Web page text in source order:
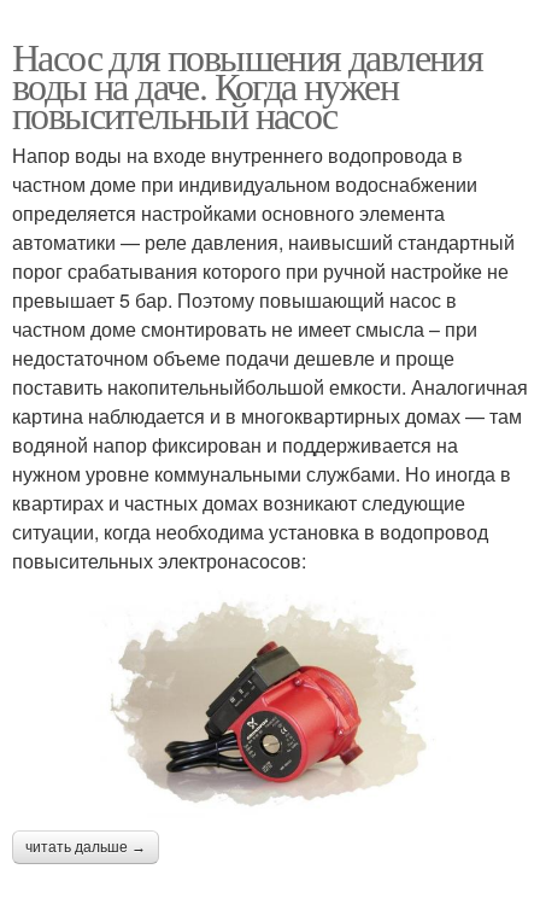
Насос для повышения давления
воды на даче. Когда нужен
повысительный насос
Напор воды на входе внутреннего водопровода в
частном доме при индивидуальном водоснабжении
определяется настройками основного элемента
автоматики — реле давления, наивысший стандартный
порог срабатывания которого при ручной настройке не
превышает 5 бар. Поэтому повышающий насос в
частном доме смонтировать не имеет смысла – при
недостаточном объеме подачи дешевле и проще
поставить накопительныйбольшой емкости. Аналогичная
картина наблюдается и в многоквартирных домах — там
водяной напор фиксирован и поддерживается на
нужном уровне коммунальными службами. Но иногда в
квартирах и частных домах возникают следующие
ситуации, когда необходима установка в водопровод
повысительных электронасосов:
читать дальше →